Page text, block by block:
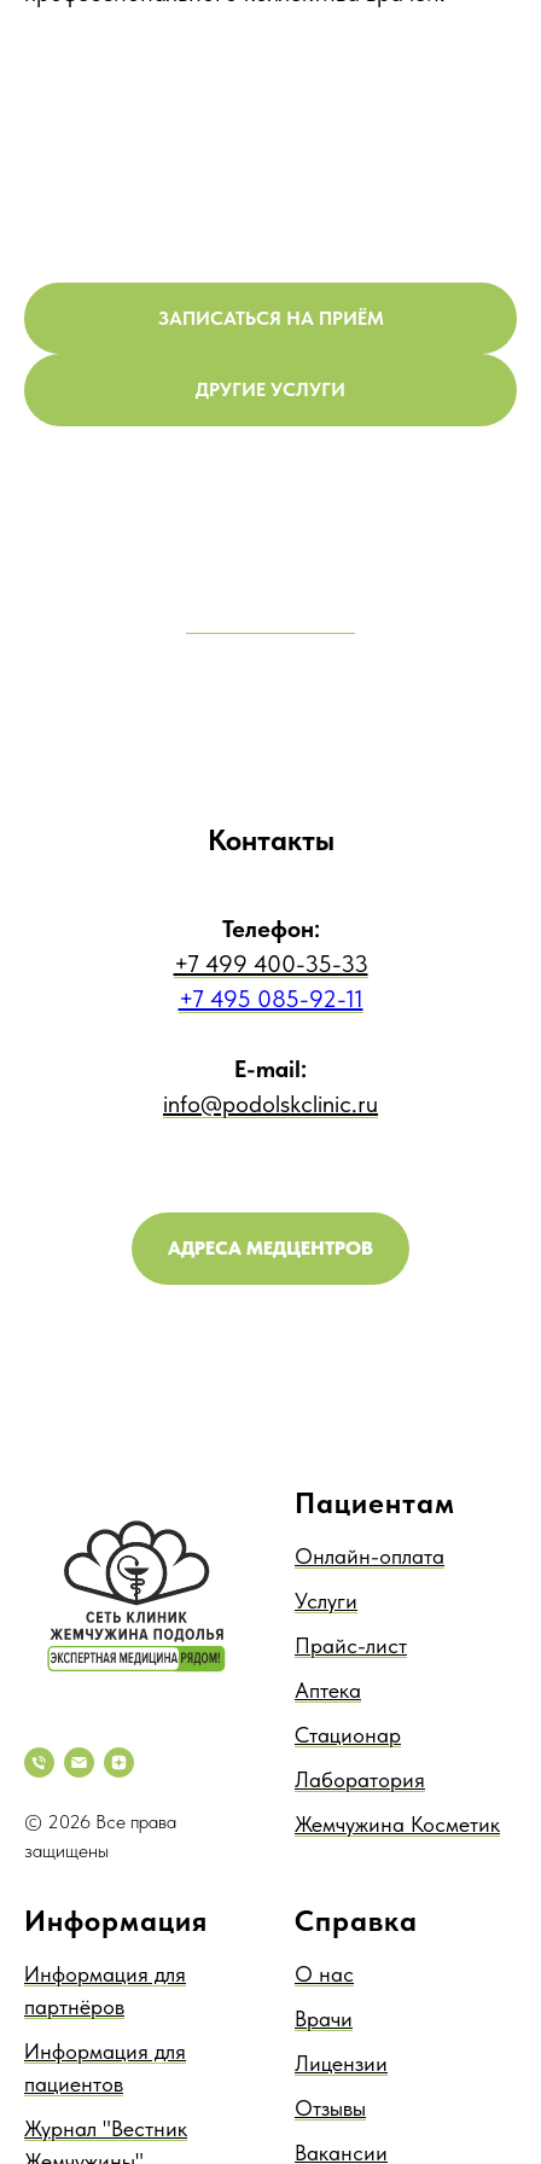
ЗАПИСАТЬСЯ НА ПРИЁМ
ДРУГИЕ УСЛУГИ
Контакты
Телефон:
+7 499 400-35-33
+7 495 085-92-11
E-mail:
info@podolskclinic.ru
АДРЕСА МЕДЦЕНТРОВ
© 2026 Все права
защищены
Пациентам
Онлайн-оплата
Услуги
Прайс-лист
Аптека
Стационар
Лаборатория
Жемчужина Косметик
Информация
Информация для
партнёров
Информация для
пациентов
Журнал "Вестник
Справка
О нас
Врачи
Лицензии
Отзывы
Вакансии